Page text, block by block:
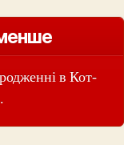
в Кот-